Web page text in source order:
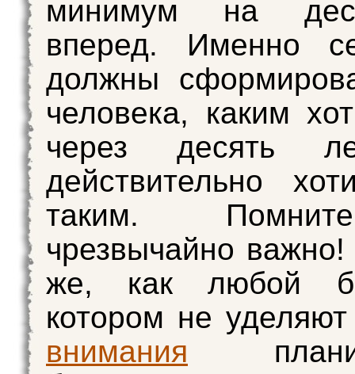
минимум на
вперед. Именно
должны
человека, каким
через десять
действительно
таким.
чрезвычайно важно!
же, как любой
котором не
внимания